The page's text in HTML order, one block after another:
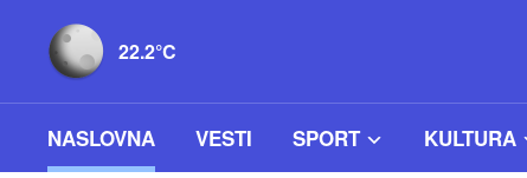
22.2°C
NASLOVNA VESTI SPORT KULTURA